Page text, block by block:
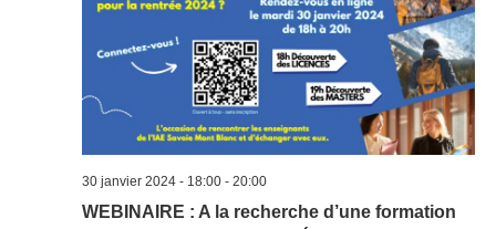
WEBINAIRE : A la recherche d’une formation
30 janvier 2024 - 18:00- 20:00